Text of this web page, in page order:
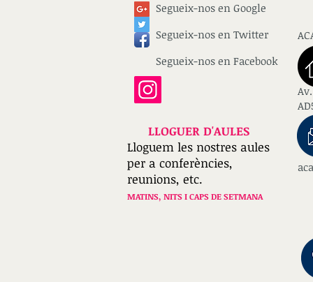
Segueix-nos en Google
Segueix-nos en Twitter
Segueix-nos en Facebook
LLOGUER D'AULES
Lloguem les nostres aules
per a conferències,
reunions, etc.
MATINS, NITS I CAPS DE SETMANA